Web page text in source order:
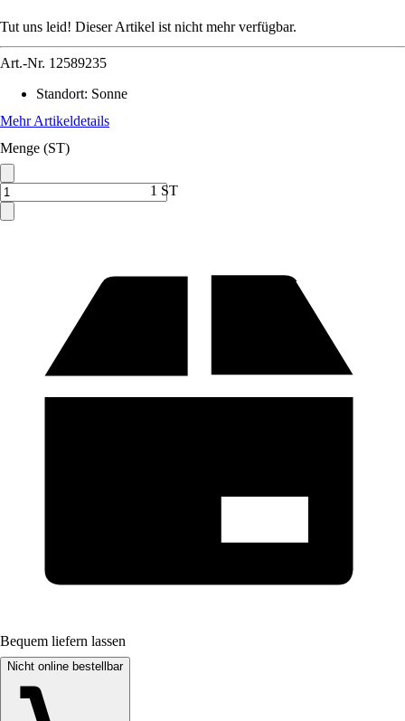
Tut uns leid! Dieser Artikel ist nicht mehr verfügbar.
Art.-Nr. 12589235
Standort: Sonne
Mehr Artikeldetails
Menge (ST)
1 ST
Bequem liefern lassen
Nicht online bestellbar